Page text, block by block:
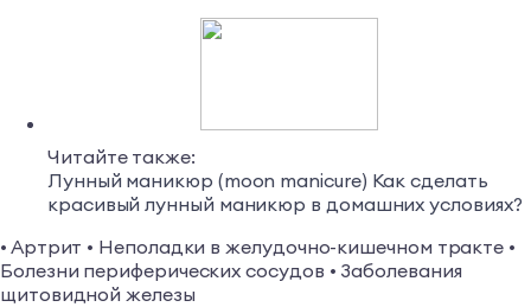
Читайте также:
Лунный маникюр (moon manicure) Как сделать
красивый лунный маникюр в домашних условиях?
• Артрит • Неполадки в желудочно-кишечном тракте •
Болезни периферических сосудов • Заболевания
щитовидной железы